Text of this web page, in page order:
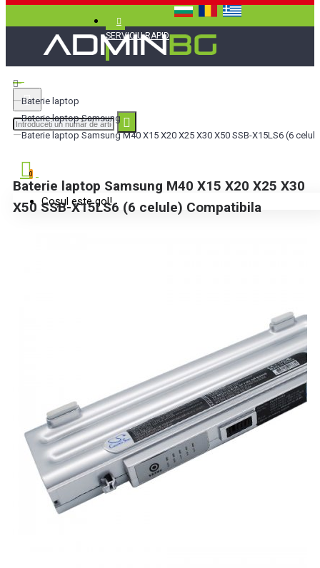
SERVICIU RAPID
0
Coșul este gol!
Baterie laptop
Baterie laptop Samsung
Baterie laptop Samsung M40 X15 X20 X25 X30 X50 SSB-X15LS6 (6
Baterie laptop Samsung M40 X15 X20 X25 X30
X50 SSB-X15LS6 (6 celule) Compatibila